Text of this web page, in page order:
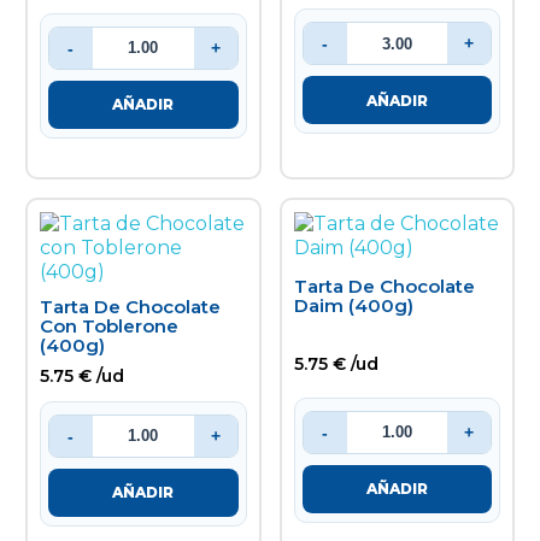
- +
AÑADIR
- +
AÑADIR
Tarta De Chocolate
Con Toblerone
(400g)
5.75 € /ud
- +
AÑADIR
Tarta De Chocolate
Daim (400g)
5.75 € /ud
- +
AÑADIR